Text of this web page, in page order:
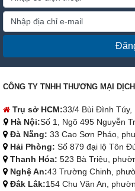
CÔNG TY TNHH THƯƠNG MẠI
Trụ sở HCM:33/4 Bùi Đình
Hà Nội:Số 1, Ngõ 495 Nguyễn
Đà Nẵng: 33 Cao Sơn Pháo,
Hải Phòng: Số 879 đại lộ Tôn
Thanh Hóa: 523 Bà Triệu,
Nghệ An:43 Trường Chinh,
Đắk Lắk:154 Chu Văn An,